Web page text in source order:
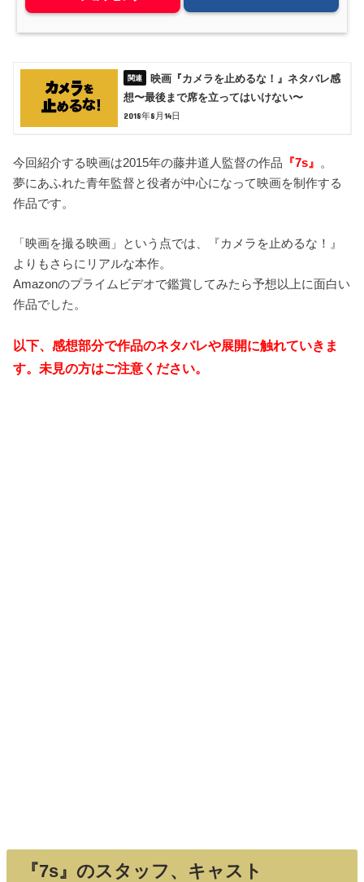
映画『カメラを止めるな！』ネタバレ感
想〜最後まで席を立ってはいけない〜
2018年8月14日
今回紹介する映画は2015年の藤井道人監督の作品 『7s』 。
夢にあふれた青年監督と役者が中心になって映画を制作する
作品です。
「映画を撮る映画」という点では、『カメラを止めるな！』
よりもさらにリアルな本作。
Amazonのプライムビデオで鑑賞してみたら予想以上に面白い
作品でした。
以下、感想部分で作品のネタバレや展開に触れていきま
す。未見の方はご注意ください。
『7s』のスタッフ、キャスト